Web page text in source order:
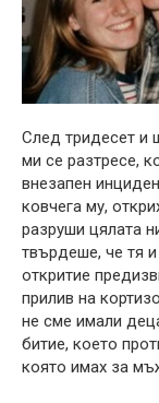
След тридесет и
ми се разтресе,
внезапен
ковчега му,
разруши цялата
твърдеше, че тя
откритие
прилив на
не сме имали
битие, което
която имах за